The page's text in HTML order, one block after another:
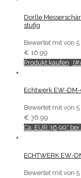
Dorlle
stufig
Bewertet mit von 5
€ 16.99
Produkt kaufen
Echtwerk EW-
Bewertet mit von 5
€ 36.99
Ca. EUR 36,99*
ECHTWERK EW-
Bewertet mit von 5